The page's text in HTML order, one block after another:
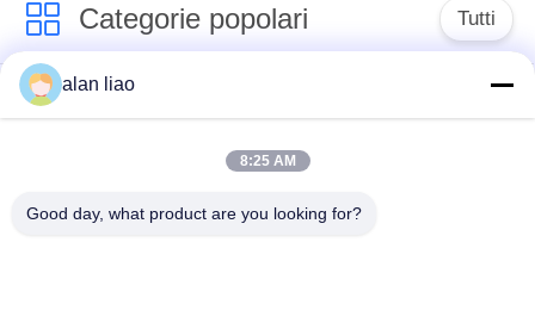
Categorie popolari Tutti
Connettore circolare
impermeabile di
bassa tensione
Connettore
Supporto della
alan liao
8:25 AM
Good day, what product are you looking for?